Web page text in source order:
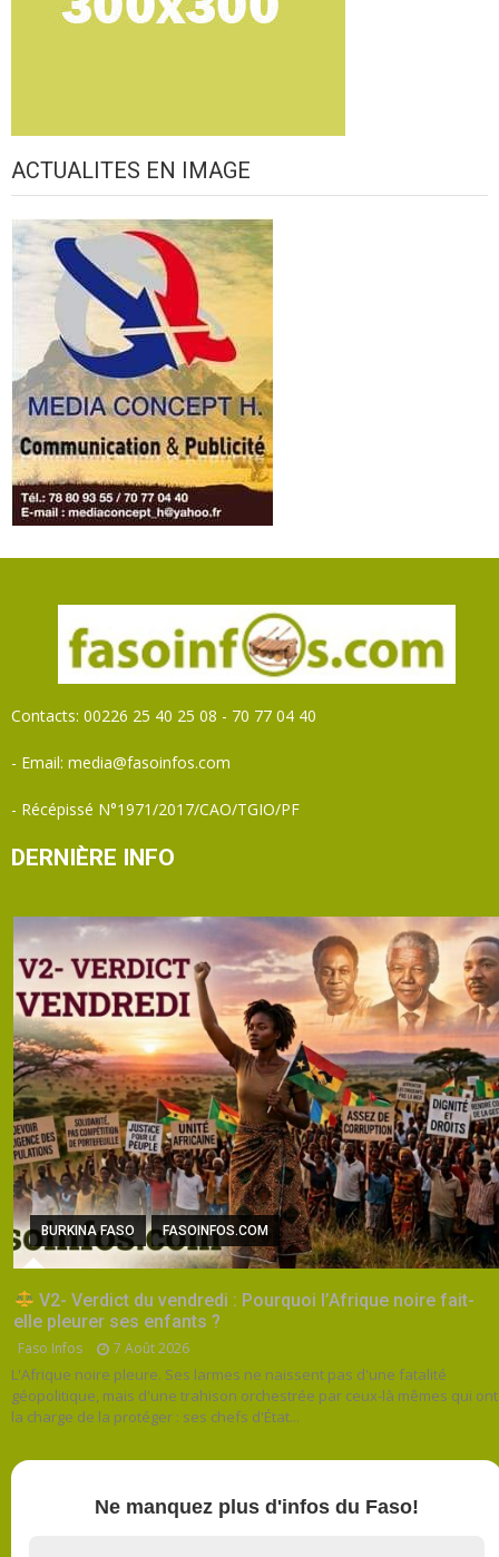
ACTUALITES EN IMAGE
Contacts: 00226 25 40 25 08 - 70 77 04 40
- Email: media@fasoinfos.com
- Récépissé N°1971/2017/CAO/TGIO/PF
DERNIÈRE INFO
BURKINA FASO FASOINFOS.COM
V2- Verdict du vendredi : Pourquoi l’Afrique noire fait-
elle pleurer ses enfants ?
Faso Infos 7 Août 2026
L'Afrique noire pleure. Ses larmes ne naissent pas d'une fatalité
géopolitique, mais d'une trahison orchestrée par ceux-là mêmes qui ont
la charge de la protéger : ses chefs d'État...
Ne manquez plus d'infos du Faso!